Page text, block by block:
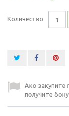
Количество
Ако закупите
получите